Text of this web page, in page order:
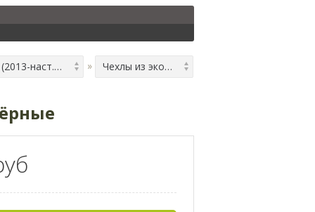
2 (2013-наст.время) Чехлы из экокожи для LADA Kalina 2 (2013-наст.время), чёрные